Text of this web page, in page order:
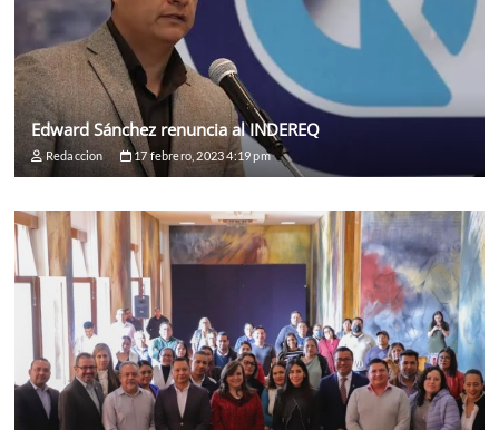
Edward Sánchez renuncia al INDEREQ
Redaccion 17 febrero, 2023 4:19 pm